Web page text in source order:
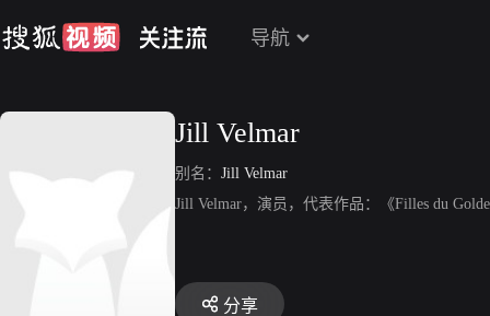
导航
Jill Velmar
别名： Jill Velmar
Jill Velmar，演员，代表作品：《Filles du
分享